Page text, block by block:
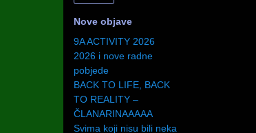
Nove objave
9A ACTIVITY 2026
2026 i nove radne
pobjede
BACK TO LIFE, BACK
TO REALITY –
ČLANARINAAAAA
Svima koji nisu bili neka